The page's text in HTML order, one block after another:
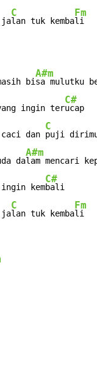
ja
C
lan tuk kemba
Fm
li
bi
A#m
sa mulutku
ingin ter
C#
ucap
dan
C
puji
da
A#m
lam mencari
ingin kem
C#
bali
ja
C
lan tuk kemba
Fm
li